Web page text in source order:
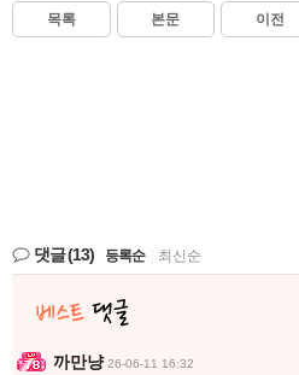
목록 본문 이전
댓글(13) 등록순 최신순
까만냥 26-06-11 16:32